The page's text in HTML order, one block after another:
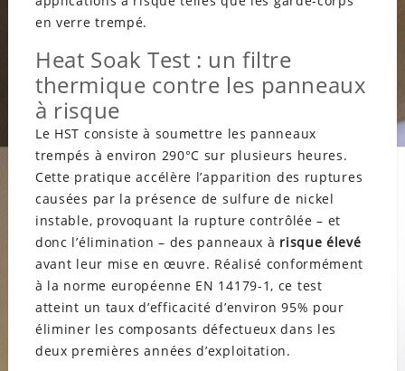
en verre trempé.
Heat Soak Test : un filtre
thermique contre les panneaux
à risque
Le HST consiste à soumettre les panneaux
trempés à environ 290°C sur plusieurs heures.
Cette pratique accélère l’apparition des ruptures
causées par la présence de sulfure de nickel
instable, provoquant la rupture contrôlée – et
donc l’élimination – des panneaux à risque élevé
avant leur mise en œuvre. Réalisé conformément
à la norme européenne EN 14179-1, ce test
atteint un taux d’efficacité d’environ 95% pour
éliminer les composants défectueux dans les
deux premières années d’exploitation.